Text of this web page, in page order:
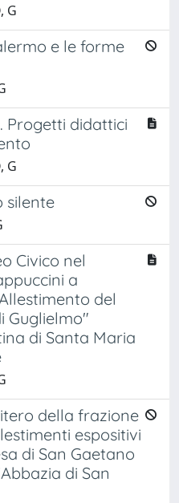
G
e le forme
Progetti didattici
G
silente
Civico nel
a
del
Guglielmo"
di Santa Maria
della frazione
espositivi
di San Gaetano
di San